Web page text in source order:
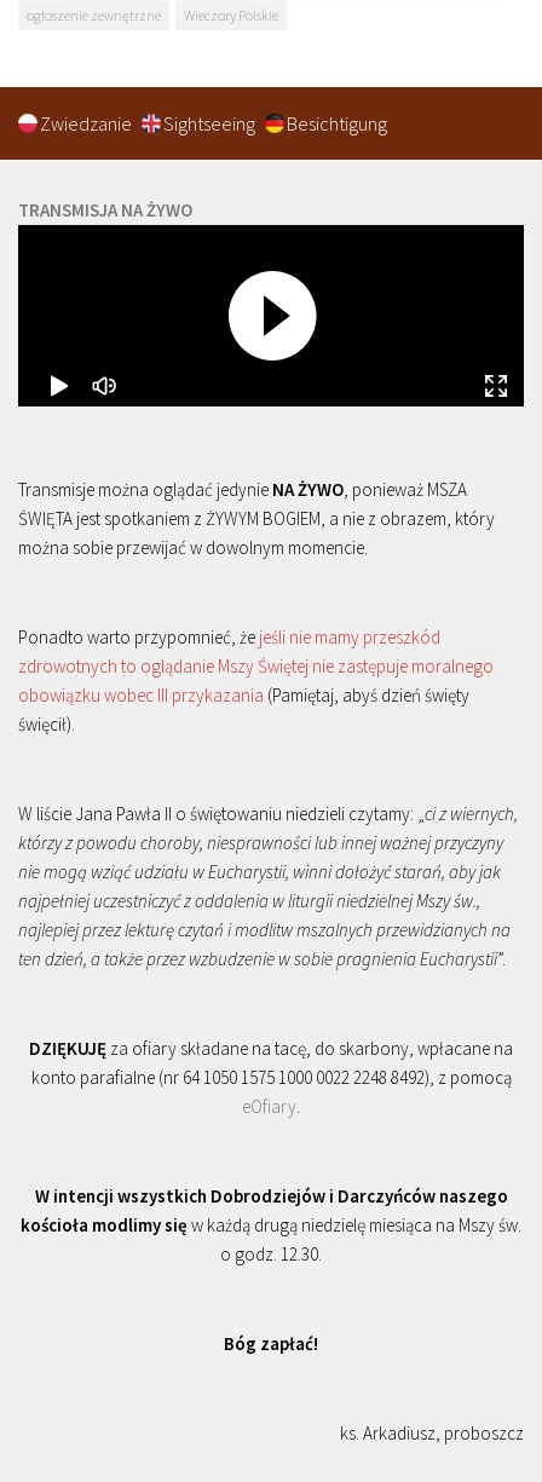
ogłoszenie zewnętrzne
Wieczory Polskie
Zwiedzanie Sightseeing Besichtigung
TRANSMISJA NA ŻYWO
Transmisje można oglądać jedynie NA ŻYWO, ponieważ MSZA
ŚWIĘTA jest spotkaniem z ŻYWYM BOGIEM, a nie z obrazem, który
można sobie przewijać w dowolnym momencie.
Ponadto warto przypomnieć, że jeśli nie mamy przeszkód
zdrowotnych to oglądanie Mszy Świętej nie zastępuje moralnego
obowiązku wobec III przykazania (Pamiętaj, abyś dzień święty
święcił).
W liście Jana Pawła II o świętowaniu niedzieli czytamy: „ci z wiernych,
którzy z powodu choroby, niesprawności lub innej ważnej przyczyny
nie mogą wziąć udziału w Eucharystii, winni dołożyć starań, aby jak
najpełniej uczestniczyć z oddalenia w liturgii niedzielnej Mszy św.,
najlepiej przez lekturę czytań i modlitw mszalnych przewidzianych na
ten dzień, a także przez wzbudzenie w sobie pragnienia Eucharystii”.
DZIĘKUJĘ za ofiary składane na tacę, do skarbony, wpłacane na
konto parafialne (nr 64 1050 1575 1000 0022 2248 8492), z pomocą
eOfiary.
W intencji wszystkich Dobrodziejów i Darczyńców naszego
kościoła modlimy się w każdą drugą niedzielę miesiąca na Mszy św.
o godz. 12.30.
Bóg zapłać!
ks. Arkadiusz, proboszcz